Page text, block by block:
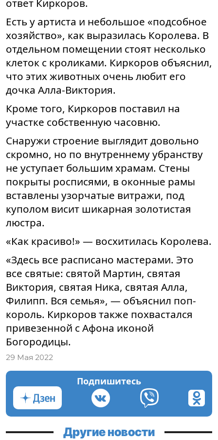
ответ Киркоров.
Есть у артиста и небольшое «подсобное
хозяйство», как выразилась Королева. В
отдельном помещении стоят несколько
клеток с кроликами. Киркоров объяснил,
что этих животных очень любит его
дочка Алла-Виктория.
Кроме того, Киркоров поставил на
участке собственную часовню.
Снаружи строение выглядит довольно
скромно, но по внутреннему убранству
не уступает большим храмам. Стены
покрыты росписями, в оконные рамы
вставлены узорчатые витражи, под
куполом висит шикарная золотистая
люстра.
«Как красиво!» — восхитилась Королева.
«Здесь все расписано мастерами. Это
все святые: святой Мартин, святая
Виктория, святая Ника, святая Алла,
Филипп. Вся семья», — объяснил поп-
король. Киркоров также похвастался
привезенной с Афона иконой
Богородицы.
29 Мая 2022
Подпишитесь
Другие новости